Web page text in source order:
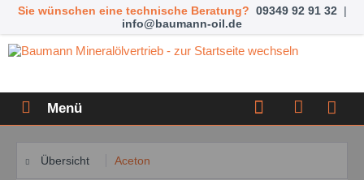
Sie wünschen eine technische Beratung? 09349 92 91 32 |
info@baumann-oil.de
Menü
Übersicht Aceton